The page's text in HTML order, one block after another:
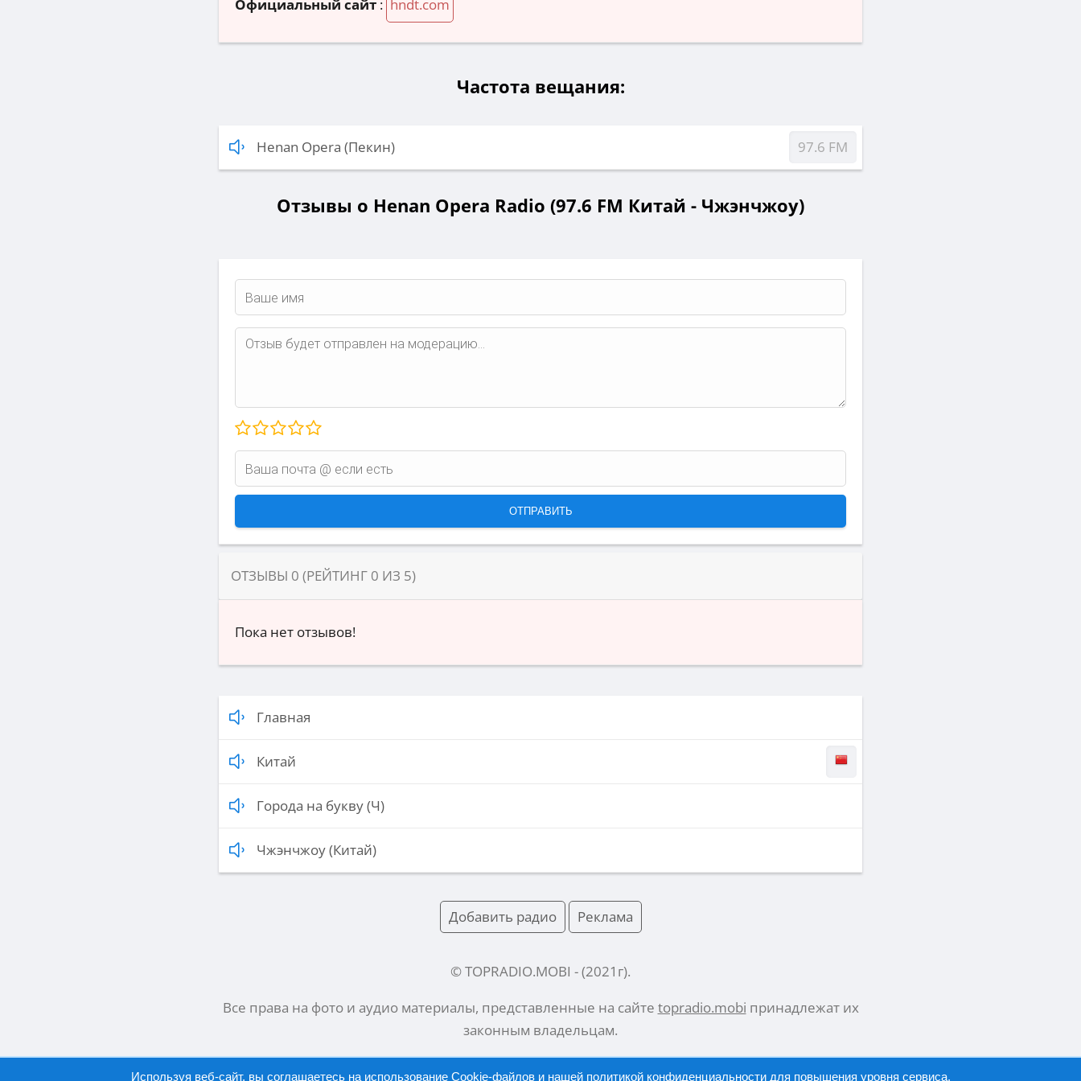
Официальный сайт : hndt.com
Частота вещания:
Henan Opera (Пекин) 97.6 FM
Отзывы о Henan Opera Radio (97.6 FM Китай - Чжэнчжоу)
ОТЗЫВЫ 0 (РЕЙТИНГ 0 ИЗ 5)
Пока нет отзывов!
Главная
Китай
Города на букву (Ч)
Чжэнчжоу (Китай)
Добавить радио Реклама
© TOPRADIO.MOBI - (2021 г).
Все права на фото и аудио материалы, представленные на сайте topradio.mobi принадлежат их
законным владельцам.
Используя веб-сайт, вы соглашаетесь на использование Cookie-файлов и нашей политикой конфиденциальностидля повышения уровня сервиса.